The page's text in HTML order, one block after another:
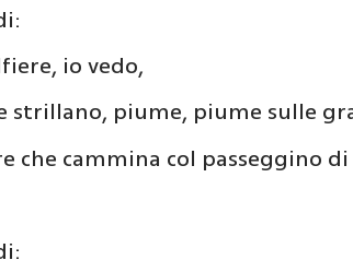
io vedo,
strillano, piume, piume sulle
che cammina col passeggino